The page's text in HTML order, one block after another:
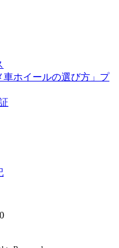
ホイールの選び方」プ